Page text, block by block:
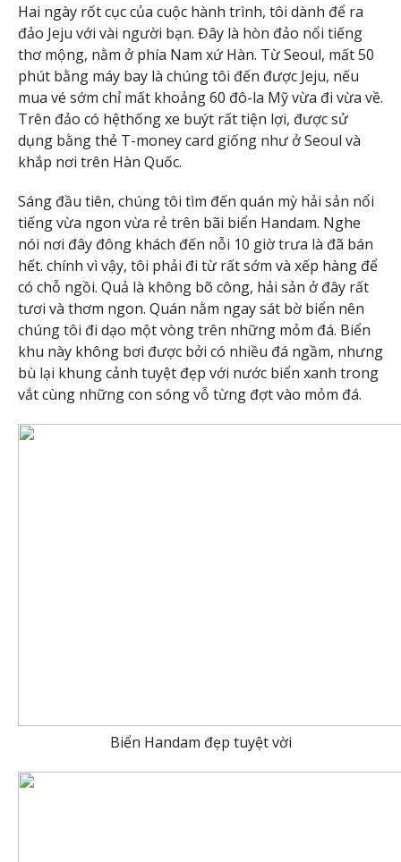
Hai ngày rốt cục của cuộc hành trình, tôi dành để ra
đảo Jeju với vài người bạn. Đây là hòn đảo nổi tiếng
thơ mộng, nằm ở phía Nam xứ Hàn. Từ Seoul, mất 50
phút bằng máy bay là chúng tôi đến được Jeju, nếu
mua vé sớm chỉ mất khoảng 60 đô-la Mỹ vừa đi vừa về.
Trên đảo có hệthống xe buýt rất tiện lợi, được sử
dụng bằng thẻ T-money card giống như ở Seoul và
khắp nơi trên Hàn Quốc.
Sáng đầu tiên, chúng tôi tìm đến quán mỳ hải sản nổi
tiếng vừa ngon vừa rẻ trên bãi biển Handam. Nghe
nói nơi đây đông khách đến nỗi 10 giờ trưa là đã bán
hết. chính vì vậy, tôi phải đi từ rất sớm và xếp hàng để
có chỗ ngồi. Quả là không bõ công, hải sản ở đây rất
tươi và thơm ngon. Quán nằm ngay sát bờ biển nên
chúng tôi đi dạo một vòng trên những mỏm đá. Biển
khu này không bơi được bởi có nhiều đá ngầm, nhưng
bù lại khung cảnh tuyệt đẹp với nước biển xanh trong
vắt cùng những con sóng vỗ từng đợt vào mỏm đá.
Biển Handam đẹp tuyệt vời